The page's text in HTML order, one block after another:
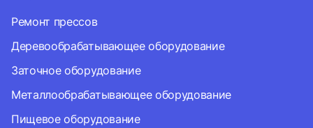
Ремонт прессов
Деревообрабатывающее оборудование
Заточное оборудование
Металлообрабатывающее оборудование
Пищевое оборудование